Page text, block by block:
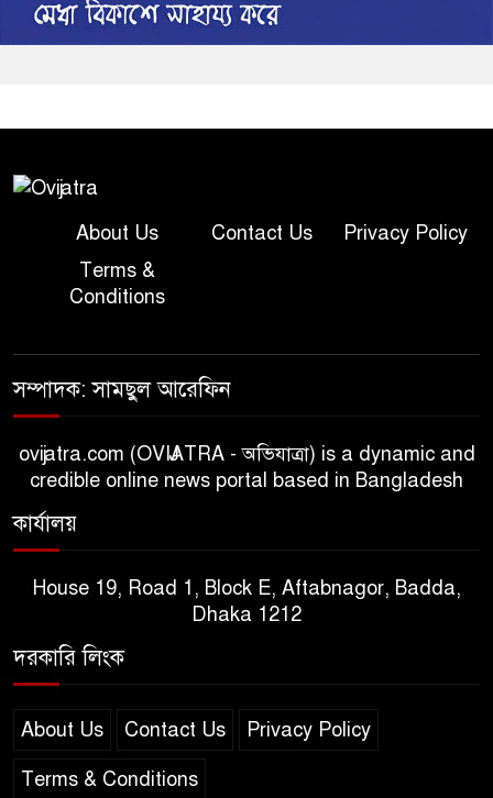
About Us Contact Us
Privacy Policy
Terms &
Conditions
সম্পাদক: সামছুল আরেফিন
ovijatra.com (OVIJATRA - অভিযাত্রা) is a dynamic and
credible online news portal based in Bangladesh
কার্যালয়
House 19, Road 1, Block E, Aftabnagor, Badda,
Dhaka 1212
দরকারি লিংক
About Us Contact Us Privacy Policy
Terms & Conditions